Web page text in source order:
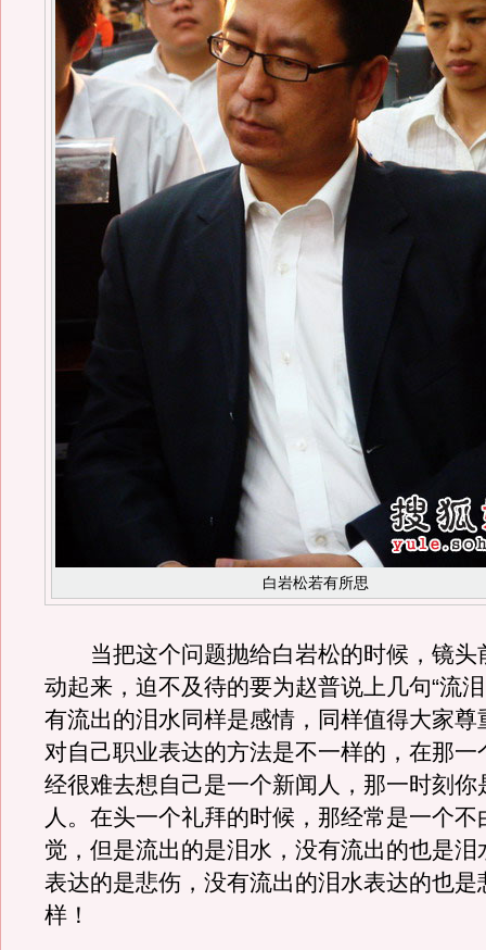
白岩松若有所思
当把这个问题抛给白岩松的时候，镜头
动起来，迫不及待的要为赵普说上几句“流
有流出的泪水同样是感情，同样值得大家尊
对自己职业表达的方法是不一样的，在那一
经很难去想自己是一个新闻人，那一时刻你
人。在头一个礼拜的时候，那经常是一个不
觉，但是流出的是泪水，没有流出的也是泪
表达的是悲伤，没有流出的泪水表达的也是
样！